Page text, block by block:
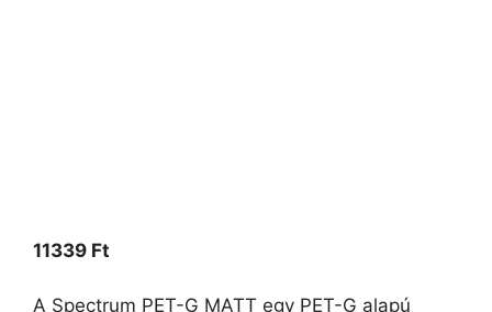
11339 Ft
A Spectrum PET-G MATT egy PET-G alapú